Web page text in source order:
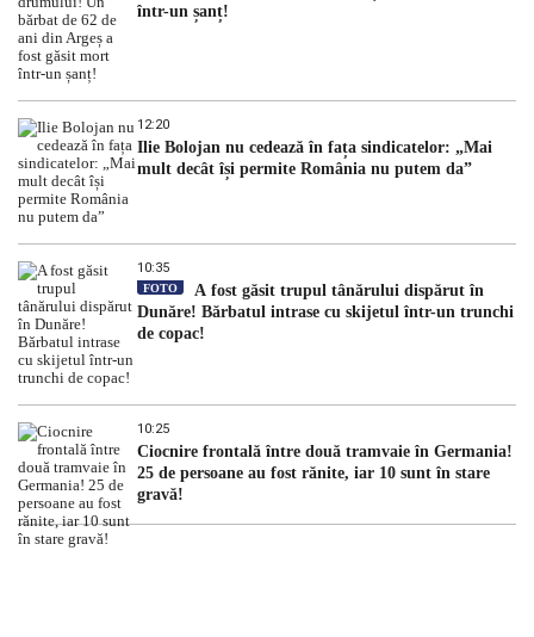
într-un șanț!
12:20
Ilie Bolojan nu cedează în fața sindicatelor: „Mai
mult decât își permite România nu putem da”
10:35
FOTO
A fost găsit trupul tânărului dispărut în
Dunăre! Bărbatul intrase cu skijetul într-un trunchi
de copac!
10:25
Ciocnire frontală între două tramvaie în Germania!
25 de persoane au fost rănite, iar 10 sunt în stare
gravă!